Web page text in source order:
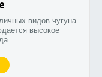
видов чугуна
высокое